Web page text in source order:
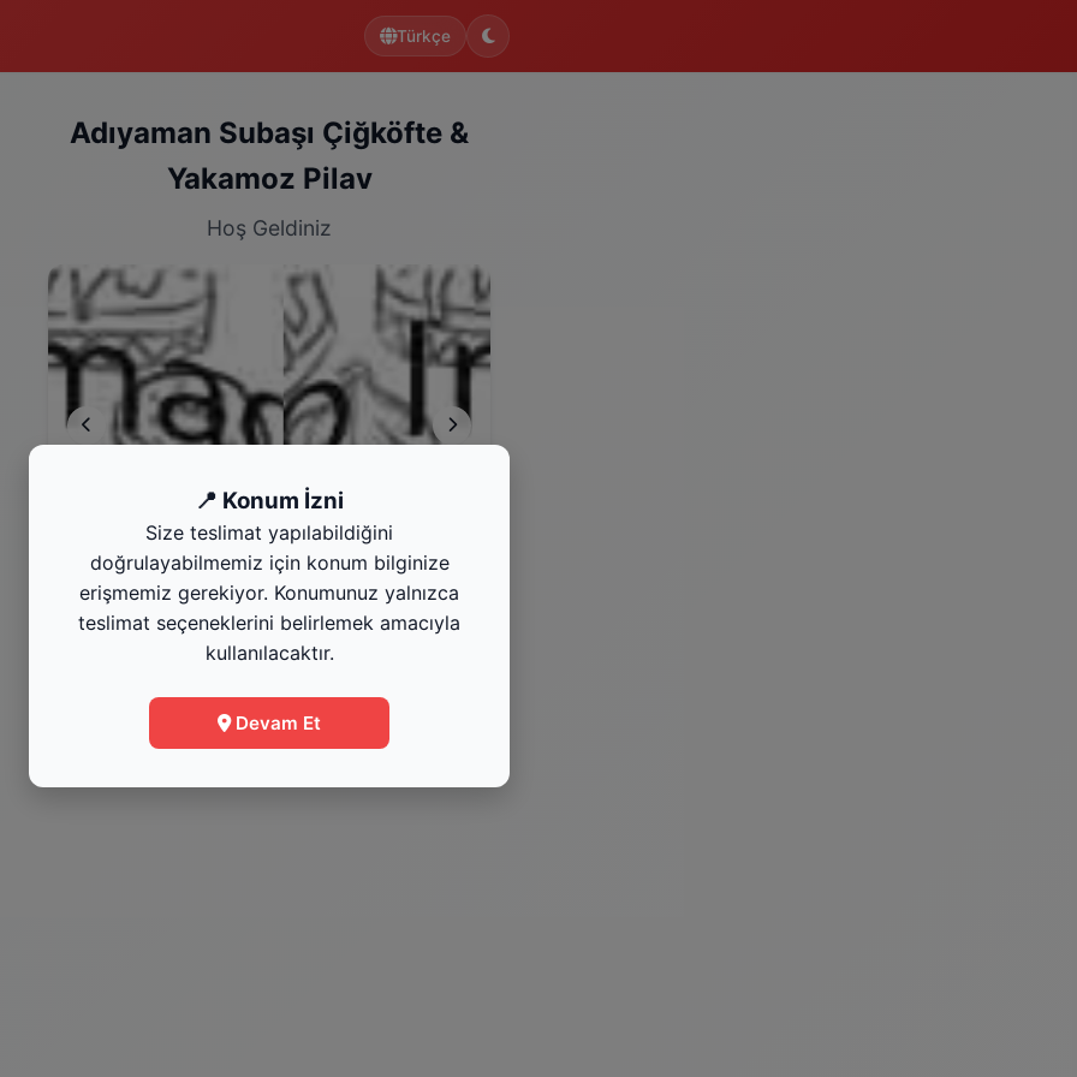
Türkçe
Adıyaman Subaşı Çiğköfte &
Yakamoz Pilav
Hoş Geldiniz
Tavuk Pilav
Kategoriyi Gör
Menüye Git
Bilgi
📍 Konum İzni
Size teslimat yapılabildiğini
doğrulayabilmemiz için konum bilginize
erişmemiz gerekiyor. Konumunuz yalnızca
teslimat seçeneklerini belirlemek amacıyla
kullanılacaktır.
Devam Et